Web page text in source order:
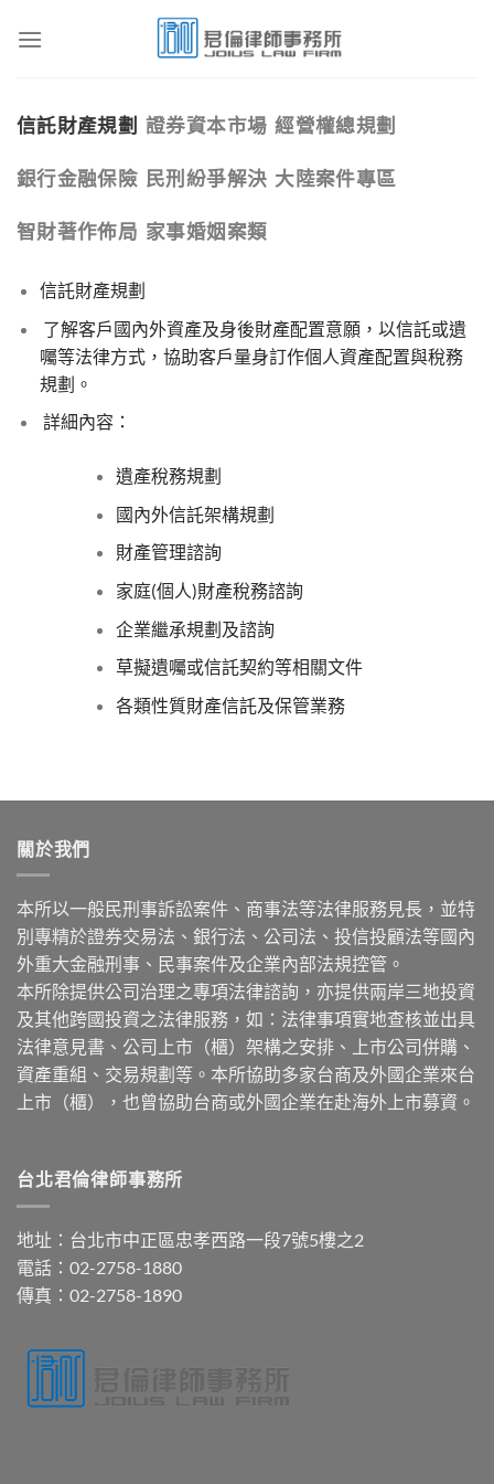
信託財產規劃 證券資本市場 經營權總規劃
銀行金融保險 民刑紛爭解決 大陸案件專區
智財著作佈局 家事婚姻案類
信託財產規劃
了解客戶國內外資產及身後財產配置意願，以信託或遺
囑等法律方式，協助客戶量身訂作個人資產配置與稅務
規劃。
詳細內容：
遺產稅務規劃
國內外信託架構規劃
財產管理諮詢
家庭(個人)財產稅務諮詢
企業繼承規劃及諮詢
草擬遺囑或信託契約等相關文件
各類性質財產信託及保管業務
關於我們
本所以一般民刑事訴訟案件、商事法等法律服務見長，並特
別專精於證券交易法、銀行法、公司法、投信投顧法等國內
外重大金融刑事、民事案件及企業內部法規控管。
本所除提供公司治理之專項法律諮詢，亦提供兩岸三地投資
及其他跨國投資之法律服務，如：法律事項實地查核並出具
法律意見書、公司上市（櫃）架構之安排、上市公司併購、
資產重組、交易規劃等。本所協助多家台商及外國企業來台
上市（櫃），也曾協助台商或外國企業在赴海外上市募資。
台北君倫律師事務所
地址：台北市中正區忠孝西路一段7號5樓之2
電話：02-2758-1880
傳真：02-2758-1890